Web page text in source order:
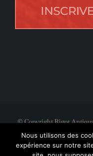
© Copyright Rigot
avec la
Nous utilisons des
expérience sur notre